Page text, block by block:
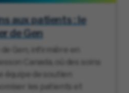
aux patients : le
de Gen
Gen, infirmière en
Canada, où des soins
équipe de soutien
les patients et